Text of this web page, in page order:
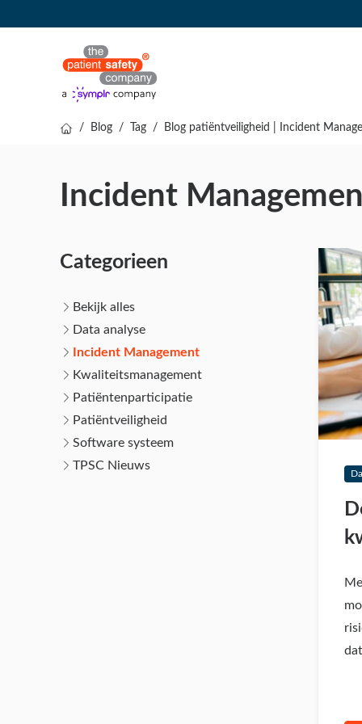
/ Blog / Tag / Blog patiëntveiligheid | Incident
Incident
Categorieen
Bekijk alles
Data analyse
Incident Management
Kwaliteitsmanagement
Patiëntenparticipatie
Patiëntveiligheid
Software systeem
TPSC Nieuws